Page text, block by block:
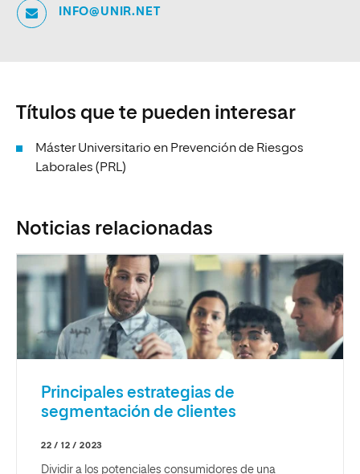
INFO@UNIR.NET
Títulos que te pueden interesar
Máster Universitario en Prevención de Riesgos
Laborales (PRL)
Noticias relacionadas
Principales estrategias de
segmentación de clientes
22 / 12 / 2023
Dividir a los potenciales consumidores de una